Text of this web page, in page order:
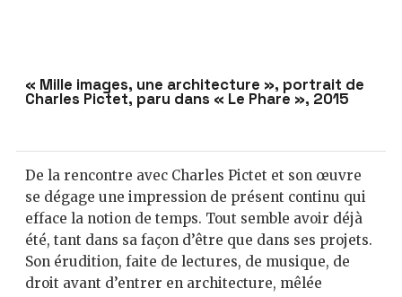
« Mille images, une architecture », portrait de
Charles Pictet, paru dans « Le Phare », 2015
De la rencontre avec Charles Pictet et son œuvre
se dégage une impression de présent continu qui
efface la notion de temps. Tout semble avoir déjà
été, tant dans sa façon d’être que dans ses projets.
Son érudition, faite de lectures, de musique, de
droit avant d’entrer en architecture, mêlée